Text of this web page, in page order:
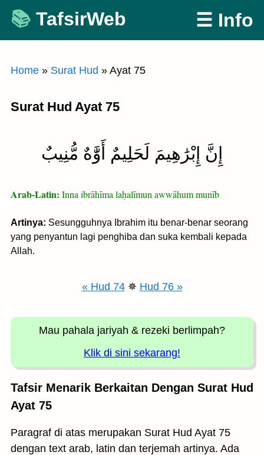
Skip
content
TafsirWeb ☰ Info
Home » Surat Hud » Ayat 75
Surat Hud Ayat 75
إِنَّ إِبْرَٰهِيمَ لَحَلِيمٌ أَوَّٰهٌ مُّنِيبٌ
Arab-Latin: Inna ibrāhīma laḥalīmun awwāhum munīb
Artinya: Sesungguhnya Ibrahim itu benar-benar seorang
yang penyantun lagi penghiba dan suka kembali kepada
Allah.
« Hud 74✵ Hud 76 »
Mau pahala jariyah & rezeki berlimpah?
Klik di sini sekarang!
Tafsir Menarik Berkaitan Dengan Surat Hud
Ayat 75
Paragraf di atas merupakan Surat Hud Ayat 75
dengan text arab, latin dan terjemah artinya. Ada